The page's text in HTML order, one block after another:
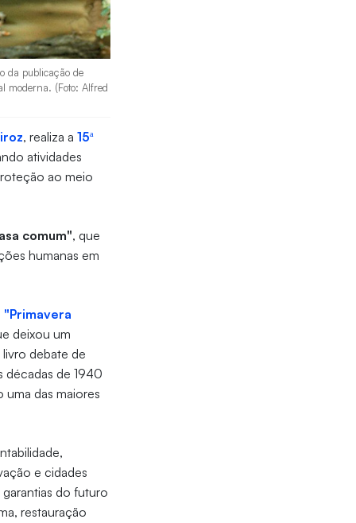
da publicação de
moderna. (Foto: Alfred
, realiza a15ª
atividades
ao meio
comum", que
humanas em
"Primavera
deixou um
debate de
décadas de 1940
das maiores
e cidades
do futuro
restauração